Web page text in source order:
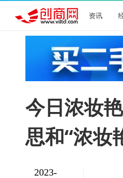
资讯
今日浓妆
思和“浓妆
2023-